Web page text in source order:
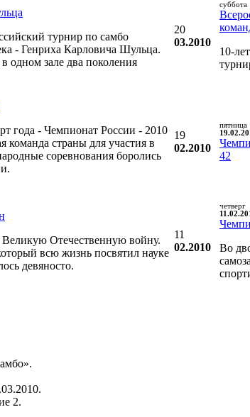
турнир по самбо
- Генриха Карловича Шульца.
одном зале два поколения
20
03.2010
суббота
10-
года - Чемпионат России - 2010
команда страны для участия в
соревнования боролись
19
02.2010
пятница
42
Отечественную войну.
всю жизнь посвятил науке
девяносто.
11
02.2010
четверг
Во
2.